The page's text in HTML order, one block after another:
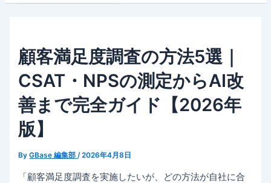
顧客満足度調査の方法5選｜
CSAT・NPSの測定からAI改
善まで完全ガイド【2026年
版】
ByGBase 編集部/2026年4月8日
「顧客満足度調査を実施したいが、どの方法が自社に合